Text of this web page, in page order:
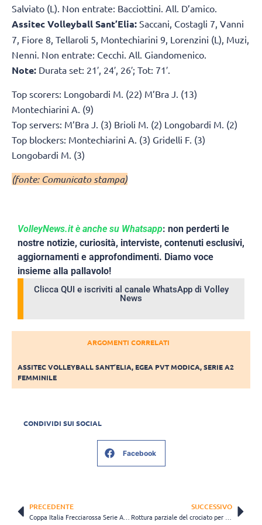
Salviato (L). Non entrate: Bacciottini. All. D’amico.
Assitec Volleyball Sant’Elia: Saccani, Costagli 7, Vanni
7, Fiore 8, Tellaroli 5, Montechiarini 9, Lorenzini (L), Muzi,
Nenni. Non entrate: Cecchi. All. Giandomenico.
Note: Durata set: 21′, 24′, 26′; Tot: 71′.
Top scorers: Longobardi M. (22) M’Bra J. (13)
Montechiarini A. (9)
Top servers: M’Bra J. (3) Brioli M. (2) Longobardi M. (2)
Top blockers: Montechiarini A. (3) Gridelli F. (3)
Longobardi M. (3)
(fonte: Comunicato stampa)
VolleyNews.it è anche su Whatsapp: non perderti le
nostre notizie, curiosità, interviste, contenuti esclusivi,
aggiornamenti e approfondimenti. Diamo voce
insieme alla pallavolo!
Clicca QUI e iscriviti al canale WhatsApp di Volley
News
ARGOMENTI CORRELATI
ASSITEC VOLLEYBALL SANT’ELIA, EGEA PVT MODICA,SERIE A2
FEMMINILE
CONDIVIDI SUI SOCIAL
Facebook
PRECEDENTE SUCCESSIVO